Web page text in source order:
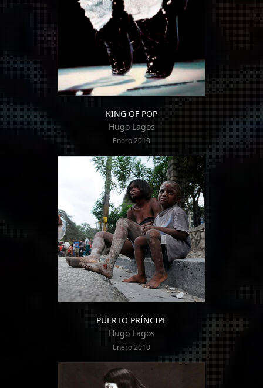
KING OF POP
Hugo Lagos
Enero 2010
PUERTO PRÍNCIPE
Hugo Lagos
Enero 2010